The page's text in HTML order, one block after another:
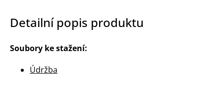
Detailní popis produktu
Soubory ke stažení:
Údržba